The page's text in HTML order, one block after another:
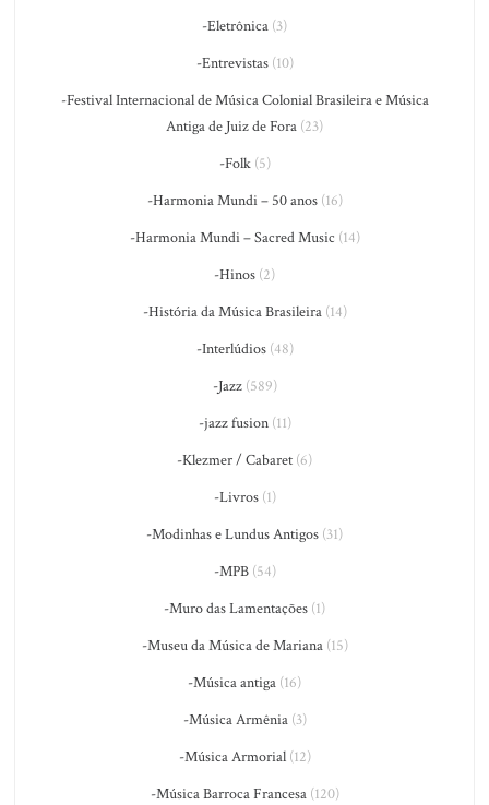
-Eletrônica (3)
-Entrevistas(10)
-Festival Internacional de Música Colonial Brasileira e Música
Antiga de Juiz de Fora (23)
-Folk(5)
-Harmonia Mundi – 50 anos(16)
-Harmonia Mundi – Sacred Music (14)
-Hinos (2)
-História da Música Brasileira(14)
-Interlúdios(48)
-Jazz(589)
-jazz fusion(11)
-Klezmer / Cabaret (6)
-Livros(1)
-Modinhas e Lundus Antigos (31)
-MPB(54)
-Muro das Lamentações (1)
-Museu da Música de Mariana(15)
-Música antiga (16)
-Música Armênia(3)
-Música Armorial(12)
-Música Barroca Francesa(120)